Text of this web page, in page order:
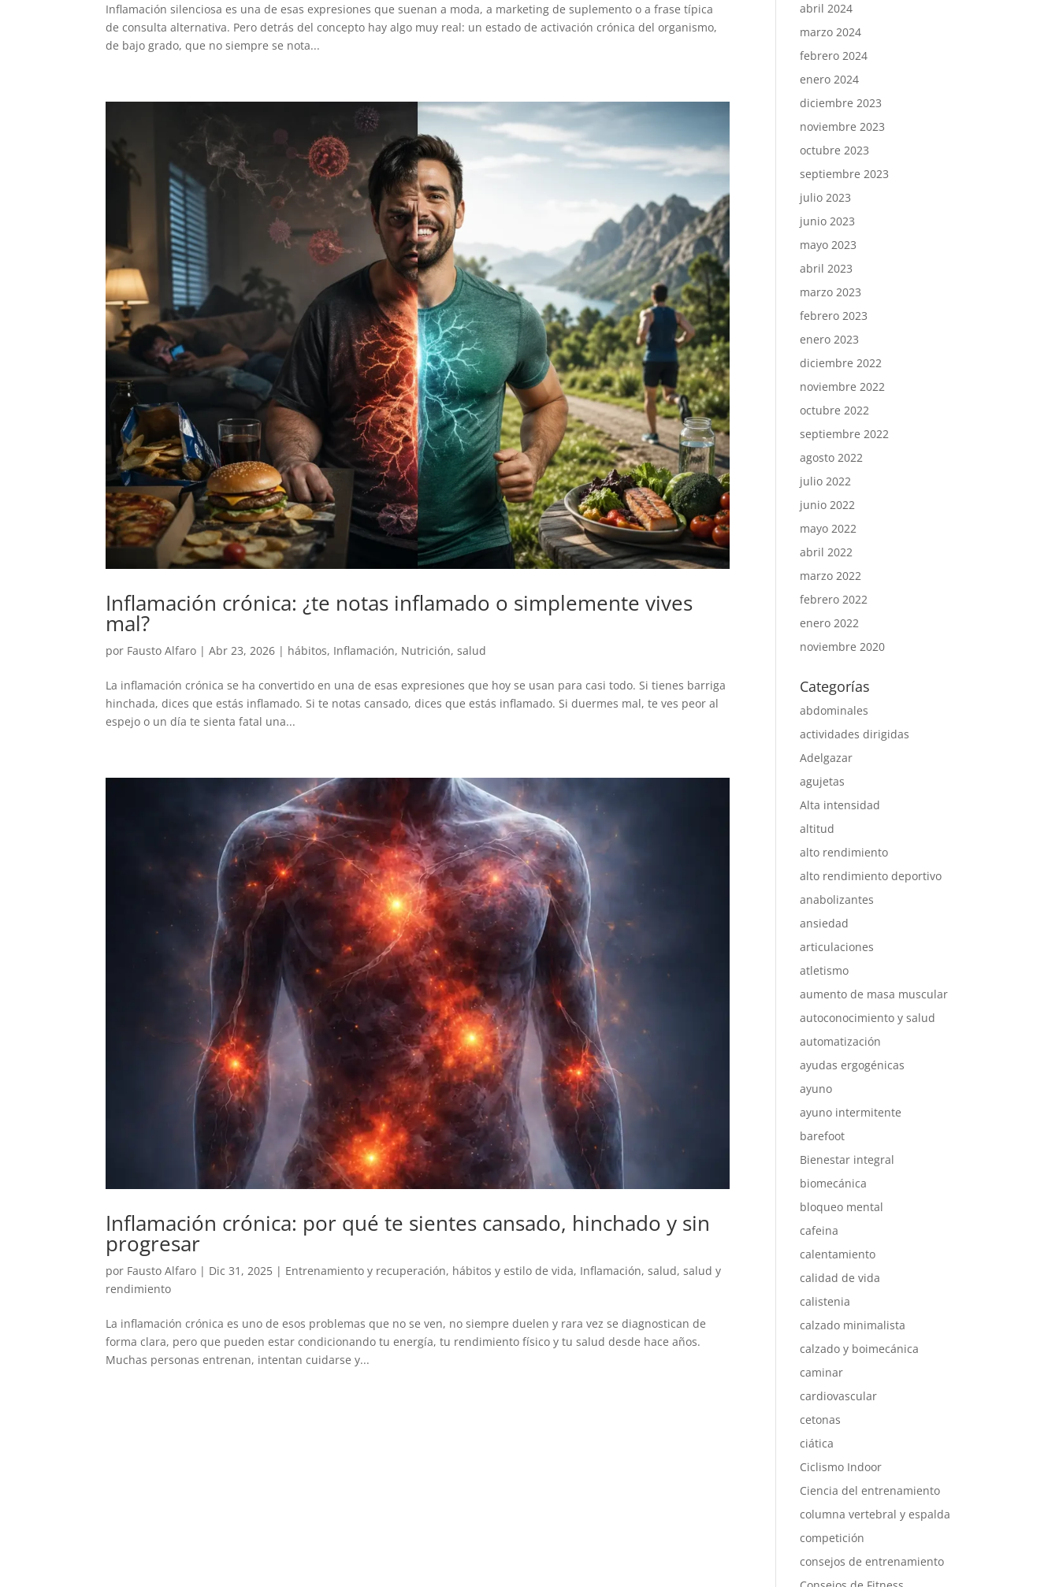
Inflamación silenciosa es una de esas expresiones que suenan a moda, a marketing de suplemento o a frase típica
de consulta alternativa. Pero detrás del concepto hay algo muy real: un estado de activación crónica del organismo,
de bajo grado, que no siempre se nota...
Inflamación crónica: ¿te notas inflamado o simplemente vives
mal?
por Fausto Alfaro |Abr 23, 2026 | hábitos, Inflamación, Nutrición,salud
La inflamación crónica se ha convertido en una de esas expresiones que hoy se usan para casi todo. Si tienes barriga
hinchada, dices que estás inflamado. Si te notas cansado, dices que estás inflamado. Si duermes mal, te ves peor al
espejo o un día te sienta fatal una...
Inflamación crónica: por qué te sientes cansado, hinchado y sin
progresar
por Fausto Alfaro | Dic 31, 2025 | Entrenamiento y recuperación, hábitos y estilo de vida, Inflamación,salud,salud y
rendimiento
La inflamación crónica es uno de esos problemas que no se ven, no siempre duelen y rara vez se diagnostican de
forma clara, pero que pueden estar condicionando tu energía, tu rendimiento físico y tu salud desde hace años.
Muchas personas entrenan, intentan cuidarse y...
abril 2024
marzo 2024
febrero 2024
enero 2024
diciembre 2023
noviembre 2023
octubre 2023
septiembre 2023
julio 2023
junio 2023
mayo 2023
abril 2023
marzo 2023
febrero 2023
enero 2023
diciembre 2022
noviembre 2022
octubre 2022
septiembre 2022
agosto 2022
julio 2022
junio 2022
mayo 2022
abril 2022
marzo 2022
febrero 2022
enero 2022
noviembre 2020
Categorías
abdominales
actividades dirigidas
Adelgazar
agujetas
Alta intensidad
altitud
alto rendimiento
alto rendimiento deportivo
anabolizantes
ansiedad
articulaciones
atletismo
aumento de masa muscular
autoconocimiento y salud
automatización
ayudas ergogénicas
ayuno
ayuno intermitente
barefoot
Bienestar integral
biomecánica
bloqueo mental
cafeina
calentamiento
calidad de vida
calistenia
calzado minimalista
calzado y boimecánica
caminar
cardiovascular
cetonas
ciática
Ciclismo Indoor
Ciencia del entrenamiento
columna vertebral y espalda
competición
consejos de entrenamiento